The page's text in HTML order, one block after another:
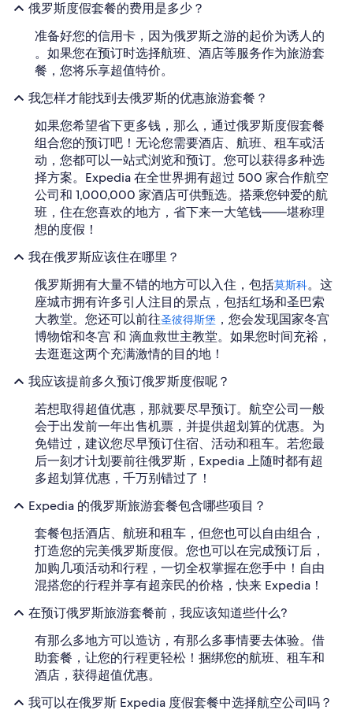
俄罗斯度假套餐的费用是多少？
准备好您的信用卡，因为俄罗斯之游的起价为诱人的
。如果您在预订时选择航班、酒店等服务作为旅游套
餐，您将乐享超值特价。
我怎样才能找到去俄罗斯的优惠旅游套餐？
如果您希望省下更多钱，那么，通过俄罗斯度假套餐
组合您的预订吧！无论您需要酒店、航班、租车或活
动，您都可以一站式浏览和预订。您可以获得多种选
择方案。Expedia 在全世界拥有超过 500 家合作航空
公司和 1,000,000 家酒店可供甄选。搭乘您钟爱的航
班，住在您喜欢的地方，省下来一大笔钱——堪称理
想的度假！
我在俄罗斯应该住在哪里？
俄罗斯拥有大量不错的地方可以入住，包括莫斯科。这
座城市拥有许多引人注目的景点，包括红场和圣巴索
大教堂。您还可以前往圣彼得斯堡 ，您会发现国家冬宫
博物馆和冬宫 和 滴血救世主教堂。如果您时间充裕，
去逛逛这两个充满激情的目的地！
我应该提前多久预订俄罗斯度假呢？
若想取得超值优惠，那就要尽早预订。航空公司一般
会于出发前一年出售机票，并提供超划算的优惠。为
免错过，建议您尽早预订住宿、活动和租车。若您最
后一刻才计划要前往俄罗斯，Expedia 上随时都有超
多超划算优惠，千万别错过了！
Expedia 的俄罗斯旅游套餐包含哪些项目？
套餐包括酒店、航班和租车，但您也可以自由组合，
打造您的完美俄罗斯度假。您也可以在完成预订后，
加购几项活动和行程，一切全权掌握在您手中！自由
混搭您的行程并享有超亲民的价格，快来 Expedia！
在预订俄罗斯旅游套餐前，我应该知道些什么?
有那么多地方可以造访，有那么多事情要去体验。借
助套餐，让您的行程更轻松！捆绑您的航班、租车和
酒店，获得超值优惠。
我可以在俄罗斯 Expedia 度假套餐中选择航空公司吗？